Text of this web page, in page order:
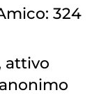
324
attivo